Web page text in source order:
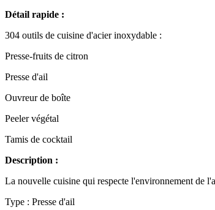
Détail rapide :
304 outils de cuisine d'acier inoxydable :
Presse-fruits de citron
Presse d'ail
Ouvreur de boîte
Peeler végétal
Tamis de cocktail
Description :
La nouvelle cuisine qui respecte l'environnement de
Type : Presse d'ail